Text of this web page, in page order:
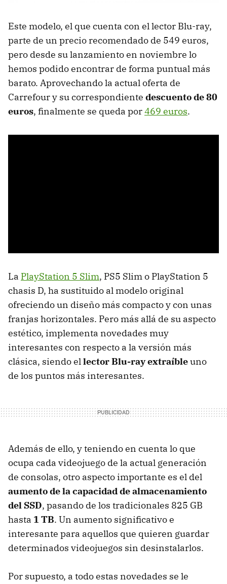
Este modelo, el que cuenta con el lector Blu-ray,
parte de un precio recomendado de 549 euros,
pero desde su lanzamiento en noviembre lo
hemos podido encontrar de forma puntual más
barato. Aprovechando la actual oferta de
Carrefour y su correspondiente descuento de 80
euros, finalmente se queda por469 euros.
La PlayStation 5 Slim, PS5 Slim o PlayStation 5
chasis D, ha sustituido al modelo original
ofreciendo un diseño más compacto y con unas
franjas horizontales. Pero más allá de su aspecto
estético, implementa novedades muy
interesantes con respecto a la versión más
clásica, siendo ellector Blu-ray extraíbleuno
de los puntos más interesantes.
Además de ello, y teniendo en cuenta lo que
ocupa cada videojuego de la actual generación
de consolas, otro aspecto importante es el del
aumento de la capacidad de almacenamiento
del SSD, pasando de los tradicionales 825 GB
hasta 1 TB. Un aumento significativo e
interesante para aquellos que quieren guardar
determinados videojuegos sin desinstalarlos.
Por supuesto, a todo estas novedades se le